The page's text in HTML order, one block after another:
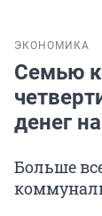
ЭКОНОМИКА
Семью
денег
Больше